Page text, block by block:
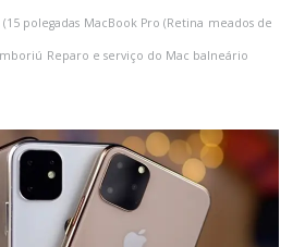
polegadas MacBook Pro (Retina meados de
Reparo e serviço do Mac balneário